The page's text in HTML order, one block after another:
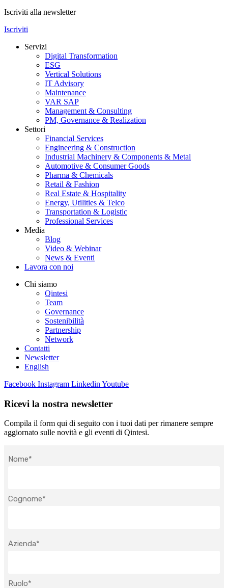
Iscriviti alla newsletter
Iscriviti
Servizi
Digital Transformation
ESG
Vertical Solutions
IT Advisory
Maintenance
VAR SAP
Management & Consulting
PM, Governance & Realization
Settori
Financial Services
Engineering & Construction
Industrial Machinery & Components & Metal
Automotive & Consumer Goods
Pharma & Chemicals
Retail & Fashion
Real Estate & Hospitality
Energy, Utilities & Telco
Transportation & Logistic
Professional Services
Media
Blog
Video & Webinar
News & Eventi
Lavora con noi
Chi siamo
Qintesi
Team
Governance
Sostenibilità
Partnership
Network
Contatti
Newsletter
English
Facebook Instagram Linkedin Youtube
Ricevi la nostra newsletter
Compila il form qui di seguito con i tuoi dati per rimanere sempre
aggiornato sulle novità e gli eventi di Qintesi.